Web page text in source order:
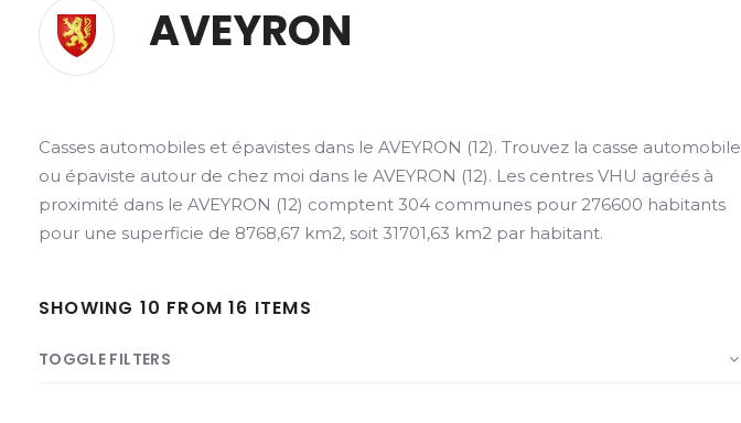
AVEYRON
Casses automobiles et épavistes dans le AVEYRON (12). Trouvez la casse automobile
ou épaviste autour de chez moi dans le AVEYRON (12). Les centres VHU agréés à
proximité dans le AVEYRON (12) comptent 304 communes pour 276600 habitants
pour une superficie de 8768,67 km2, soit 31701,63 km2 par habitant.
SHOWING 10 FROM 16 ITEMS
TOGGLE FILTERS